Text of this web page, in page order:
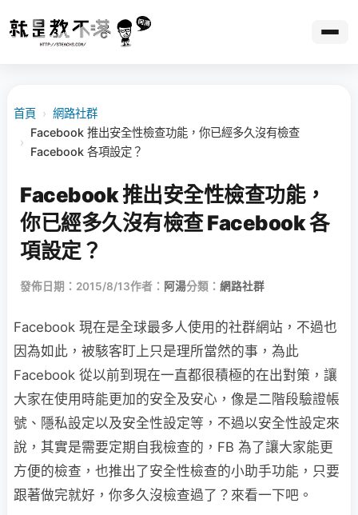
首頁 › 網路社群
›
Facebook 推出安全性檢查功能，你已經多久沒有檢查
Facebook 各項設定？
Facebook 推出安全性檢查功能，
你已經多久沒有檢查 Facebook 各
項設定？
發佈日期：2015/8/13作者： 阿湯分類： 網路社群
Facebook 現在是全球最多人使用的社群網站，不過也
因為如此，被駭客盯上只是理所當然的事，為此
Facebook 從以前到現在一直都很積極的在出對策，讓
大家在使用時能更加的安全及安心，像是二階段驗證帳
號、隱私設定以及安全性設定等，不過以安全性設定來
說，其實是需要定期自我檢查的，FB 為了讓大家能更
方便的檢查，也推出了安全性檢查的小助手功能，只要
跟著做完就好，你多久沒檢查過了？來看一下吧。